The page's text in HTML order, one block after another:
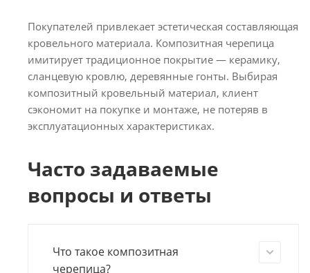
Покупателей привлекает эстетическая составляющая
кровельного материала. Композитная черепица
имитирует традиционное покрытие — керамику,
сланцевую кровлю, деревянные гонты. Выбирая
композитный кровельный материал, клиент
сэкономит на покупке и монтаже, не потеряв в
эксплуатационных характеристиках.
Часто задаваемые
вопросы и ответы
Что такое композитная
черепица?